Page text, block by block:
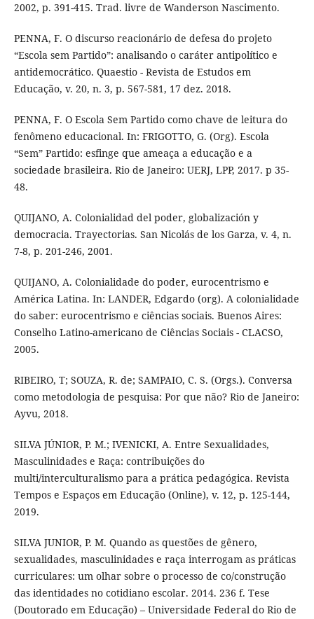
2002, p. 391-415. Trad. livre de Wanderson Nascimento.
PENNA, F. O discurso reacionário de defesa do projeto
“Escola sem Partido”: analisando o caráter antipolítico e
antidemocrático. Quaestio - Revista de Estudos em
Educação, v. 20, n. 3, p. 567-581, 17 dez. 2018.
PENNA, F. O Escola Sem Partido como chave de leitura do
fenômeno educacional. In: FRIGOTTO, G. (Org). Escola
“Sem” Partido: esfinge que ameaça a educação e a
sociedade brasileira. Rio de Janeiro: UERJ, LPP, 2017. p 35-
48.
QUIJANO, A. Colonialidad del poder, globalización y
democracia. Trayectorias. San Nicolás de los Garza, v. 4, n.
7-8, p. 201-246, 2001.
QUIJANO, A. Colonialidade do poder, eurocentrismo e
América Latina. In: LANDER, Edgardo (org). A colonialidade
do saber: eurocentrismo e ciências sociais. Buenos Aires:
Conselho Latino-americano de Ciências Sociais - CLACSO,
2005.
RIBEIRO, T; SOUZA, R. de; SAMPAIO, C. S. (Orgs.). Conversa
como metodologia de pesquisa: Por que não? Rio de Janeiro:
Ayvu, 2018.
SILVA JÚNIOR, P. M.; IVENICKI, A. Entre Sexualidades,
Masculinidades e Raça: contribuições do
multi/interculturalismo para a prática pedagógica. Revista
Tempos e Espaços em Educação (Online), v. 12, p. 125-144,
2019.
SILVA JUNIOR, P. M. Quando as questões de gênero,
sexualidades, masculinidades e raça interrogam as práticas
curriculares: um olhar sobre o processo de co/construção
das identidades no cotidiano escolar. 2014. 236 f. Tese
(Doutorado em Educação) – Universidade Federal do Rio de